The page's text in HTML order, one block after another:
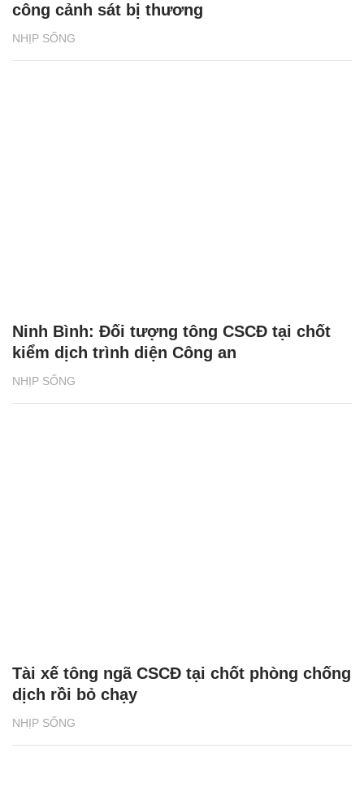
NHỊP SỐNG
công cảnh sát bị thương
NHỊP SỐNG
Ninh Bình: Đối tượng tông CSCĐ tại chốt
kiểm dịch trình diện Công an
NHỊP SỐNG
Tài xế tông ngã CSCĐ tại chốt phòng chống
dịch rồi bỏ chạy